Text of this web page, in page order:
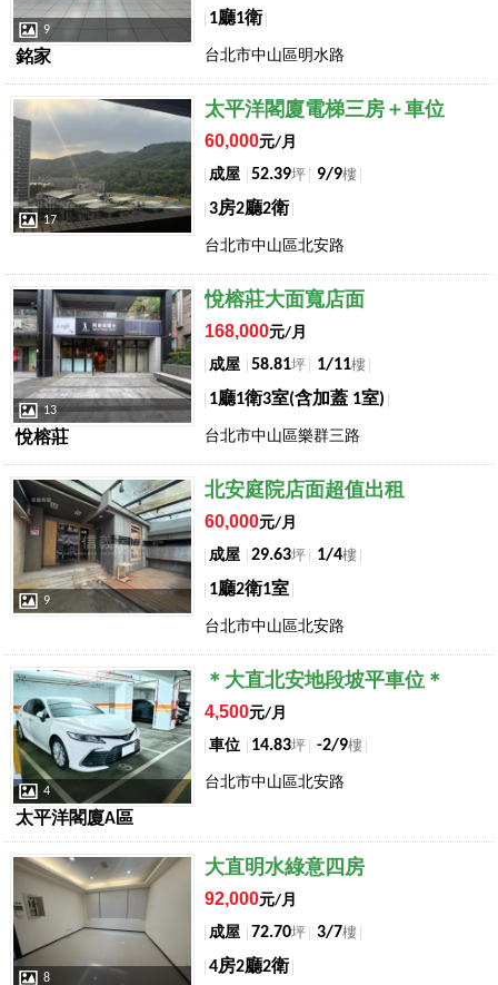
9
銘家
1廳1衛
台北市中山區明水路
店長推薦
17
太平洋閣廈電梯三房＋車位
60,000元/月
成屋
52.39坪 9/9樓
3房2廳2衛
台北市中山區北安路
店長推薦
13
悅榕莊
悅榕莊大面寬店面
168,000元/月
成屋
58.81坪 1/11樓
1廳1衛3室(含加蓋 1室)
台北市中山區樂群三路
店長推薦
9
北安庭院店面超值出租
60,000元/月
成屋
29.63坪 1/4樓
1廳2衛1室
台北市中山區北安路
店長推薦
4
太平洋閣廈A區
＊大直北安地段坡平車位＊
4,500元/月
車位
14.83坪 -2/9樓
台北市中山區北安路
店長推薦
8
大直明水綠意四房
92,000元/月
成屋
72.70坪 3/7樓
4房2廳2衛